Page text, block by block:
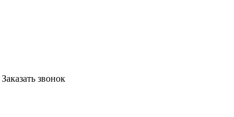
Заказать звонок